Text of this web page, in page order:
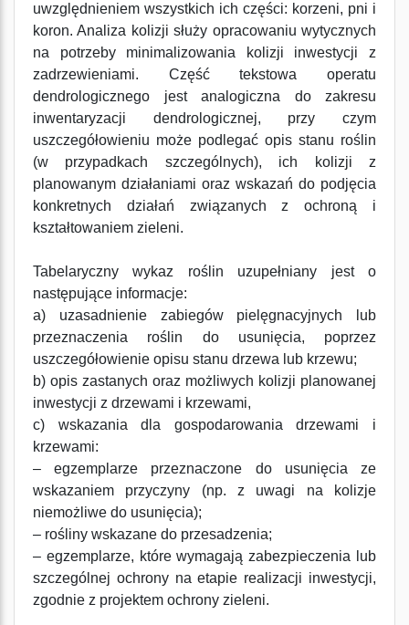
uwzględnieniem wszystkich ich części: korzeni, pni i
koron. Analiza kolizji służy opracowaniu wytycznych
na potrzeby minimalizowania kolizji inwestycji z
zadrzewieniami. Część tekstowa operatu
dendrologicznego jest analogiczna do zakresu
inwentaryzacji dendrologicznej, przy czym
uszczegółowieniu może podlegać opis stanu roślin
(w przypadkach szczególnych), ich kolizji z
planowanym działaniami oraz wskazań do podjęcia
konkretnych działań związanych z ochroną i
kształtowaniem zieleni.
Tabelaryczny wykaz roślin uzupełniany jest o
następujące informacje:
a) uzasadnienie zabiegów pielęgnacyjnych lub
przeznaczenia roślin do usunięcia, poprzez
uszczegółowienie opisu stanu drzewa lub krzewu;
b) opis zastanych oraz możliwych kolizji planowanej
inwestycji z drzewami i krzewami,
c) wskazania dla gospodarowania drzewami i
krzewami:
– egzemplarze przeznaczone do usunięcia ze
wskazaniem przyczyny (np. z uwagi na kolizje
niemożliwe do usunięcia);
– rośliny wskazane do przesadzenia;
– egzemplarze, które wymagają zabezpieczenia lub
szczególnej ochrony na etapie realizacji inwestycji,
zgodnie z projektem ochrony zieleni.